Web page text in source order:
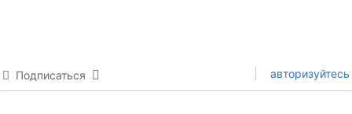
Подписаться авторизуйтесь